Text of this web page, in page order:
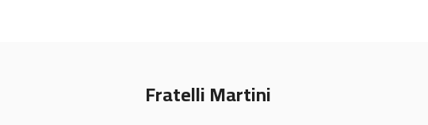
Fratelli Martini